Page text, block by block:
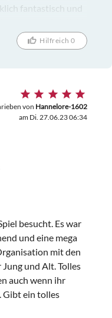
fantastisch und
und konnte jeden
das Eintracht-
wurde der Besuch
unglaublich viel
zu einem Spiel der
Hilfreich 0
von Hannelore-1602
am Di. 27.06.23 06:34
besucht. Es war
und eine mega
mit den
und Alt. Tolles
auch wenn ihr
Gibt ein tolles